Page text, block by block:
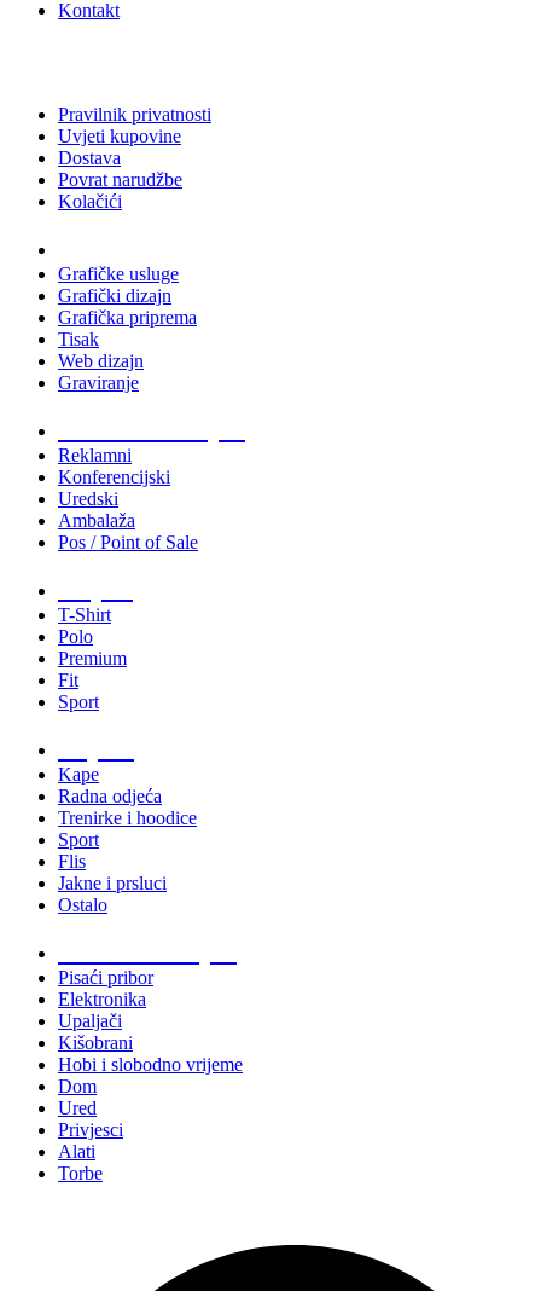
Kontakt
Pravilnik privatnosti
Uvjeti kupovine
Dostava
Povrat narudžbe
Kolačići
Grafičke usluge
Grafički dizajn
Grafička priprema
Tisak
Web dizajn
Graviranje
Reklamni
Konferencijski
Uredski
Ambalaža
Pos / Point of Sale
T-Shirt
Polo
Premium
Fit
Sport
Kape
Radna odjeća
Trenirke i hoodice
Sport
Flis
Jakne i prsluci
Ostalo
Pisaći pribor
Elektronika
Upaljači
Kišobrani
Hobi i slobodno vrijeme
Dom
Ured
Privjesci
Alati
Torbe